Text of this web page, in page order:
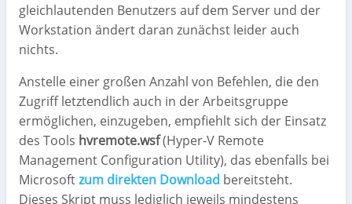
gleichlautenden Benutzers auf dem Server und der
Workstation ändert daran zunächst leider auch
nichts.
Anstelle einer großen Anzahl von Befehlen, die den
Zugriff letztendlich auch in der Arbeitsgruppe
ermöglichen, einzugeben, empfiehlt sich der Einsatz
des Tools hvremote.wsf(Hyper-V Remote
Management Configuration Utility), das ebenfalls bei
Microsoftzum direkten Download bereitsteht.
Dieses Skript muss lediglich jeweils mindestens